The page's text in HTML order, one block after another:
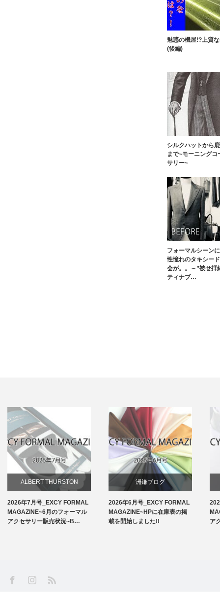
魅惑の機屋!?上質
(後編)
シルクハットから
まで~モーニングコ
サリー~
フォーマルシーン
性憧れのタキシー
会が。。～”被せ拝
ティナブ…
ALBERT THURSTON
お知らせ
2026年7月号_EXCY FORMAL
MAGAZINE~6月のフォーマル
アクセサリー販売状況~B…
洲鎌ブログ
2026年6月号_EXCY FORMAL
MAGAZINE~HPに在庫表の掲
載を開始しました!!
ア
FacebookInstagram